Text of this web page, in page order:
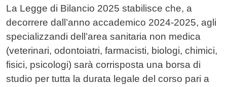
La Legge di Bilancio 2025 stabilisce che, a
decorrere dall’anno accademico 2024-2025, agli
specializzandi dell’area sanitaria non medica
(veterinari, odontoiatri, farmacisti, biologi, chimici,
fisici, psicologi) sarà corrisposta una borsa di
studio per tutta la durata legale del corso pari a